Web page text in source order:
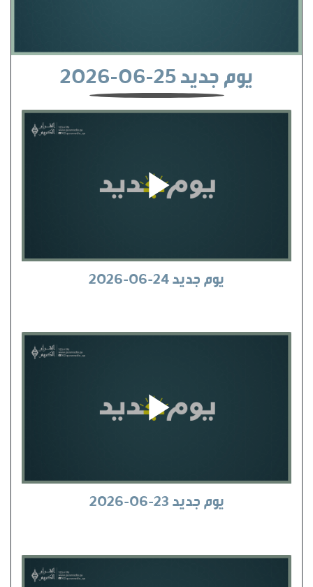
يوم جديد 25-06-2026
يوم جديد 24-06-2026
يوم جديد 23-06-2026